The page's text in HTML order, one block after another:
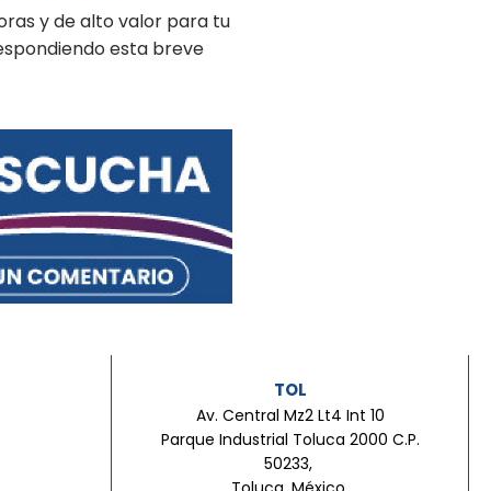
y de alto valor para tu
esta breve
TOL
Av. Central Mz2 Lt4 Int 10
Parque Industrial Toluca 2000 C.P.
50233,